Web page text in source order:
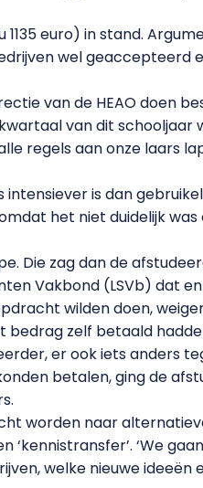
euro) in stand.
wel geaccepteerd
van de HEAO doen
van dit schooljaar
regels aan onze laars
is dan
het niet duidelijk
Die zag dan de
Vakbond (LSVb) dat
wilden doen,
bedrag zelf betaald
er ook iets anders
betalen, ging de
worden naar
‘We
welke nieuwe ideeën